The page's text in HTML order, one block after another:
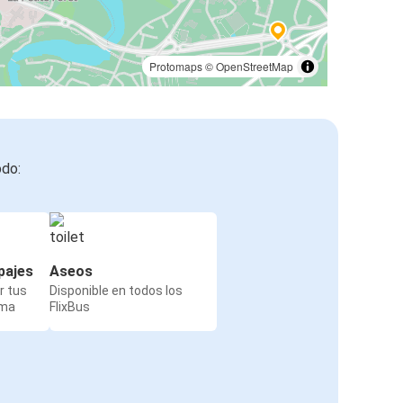
Protomaps©OpenStreetMap
tus
Aseos
Disponible en todos los
FlixBus